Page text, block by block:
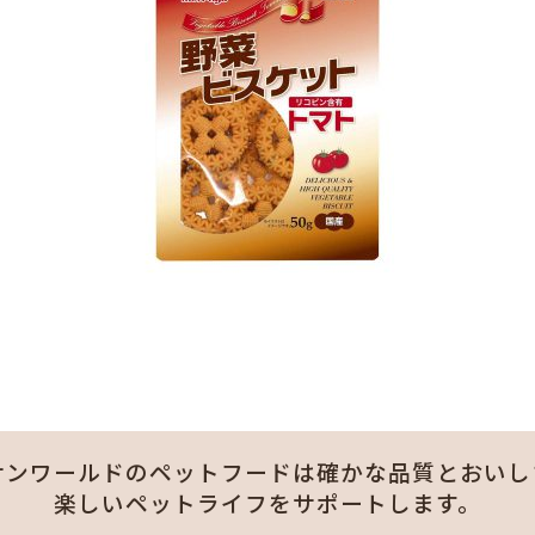
ワールドのペットフードは確かな品質とおい
楽しいペットライフをサポートします。